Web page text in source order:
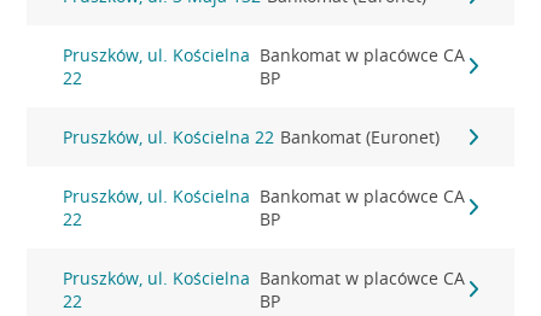
Pruszków, ul. Kościelna
22
Bankomat w placówce CA
BP
Pruszków, ul. Kościelna 22 Bankomat (Euronet)
Pruszków, ul. Kościelna
22
Bankomat w placówce CA
BP
Pruszków, ul. Kościelna
22
Bankomat w placówce CA
BP